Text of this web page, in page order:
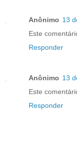
Anônimo 13
Este
Responder
Anônimo 13
Este
Responder